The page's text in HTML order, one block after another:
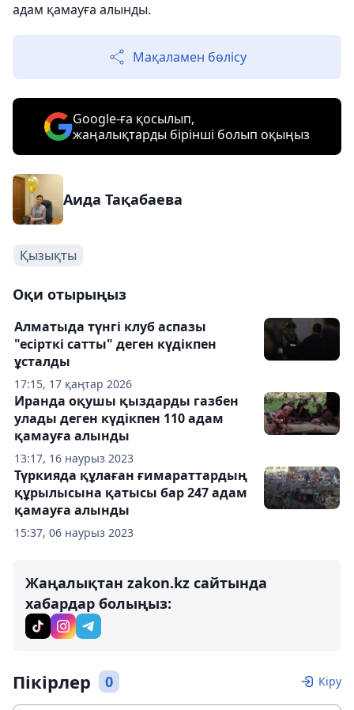
адам қамауға алынды.
Мақаламен бөлісу
Google-ға қосылып,
жаңалықтарды бірінші болып оқыңыз
Аида Тақабаева
Қызықты
Оқи отырыңыз
17:15, 17 қаңтар 2026
Алматыда түнгі клуб аспазы
"есірткі сатты" деген күдікпен
ұсталды
13:17, 16 наурыз 2023
Иранда оқушы қыздарды газбен
улады деген күдікпен 110 адам
қамауға алынды
15:37, 06 наурыз 2023
Түркияда құлаған ғимараттардың
құрылысына қатысы бар 247 адам
қамауға алынды
Жаңалықтан zakon.kz сайтында
хабардар болыңыз:
Пікірлер 0 Кіру